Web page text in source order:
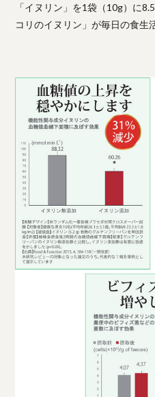
「イヌリン」を1袋（10g）に
コリのイヌリン」が毎日の食生